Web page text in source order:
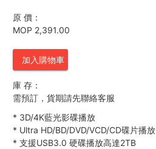
原 價：
MOP 2,391.00
加入購物車
庫 存：
需預訂，貨期請先聯絡客服
* 3D/4K藍光影碟播放
* Ultra HD/BD/DVD/VCD/CD碟片播放
* 支援USB3.0 硬碟播放高達2TB